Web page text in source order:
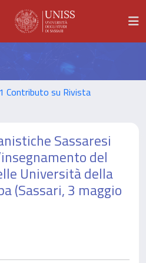
1 Contributo su Rivista
Sassaresi
del
Università della
(Sassari, 3 maggio